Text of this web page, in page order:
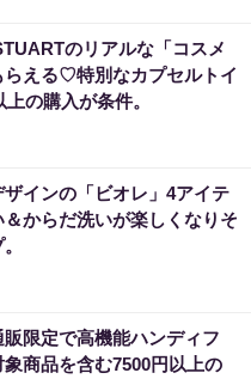
のリアルな「コスメ
らえる♡特別なカプセルトイ
の購入が条件。
インの「ビオレ」4アイテ
からだ洗いが楽しくなりそ
販限定で高機能ハンディフ
商品を含む7500円以上の